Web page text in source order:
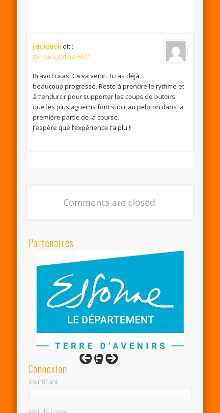
jackjack dit :
25 mars 2019 à 8h21
Bravo Lucas. Ca va venir. Tu as déjà
beaucoup progressé. Reste à prendre le rythme et
à t’endurcir pour supporter les coups de butoirs
que les plus aguerris font subir au peloton dans la
première partie de la course.
J’espère que l’expérience t’a plu !!
Comments are closed.
Partenaires
Connexion
Identifiant